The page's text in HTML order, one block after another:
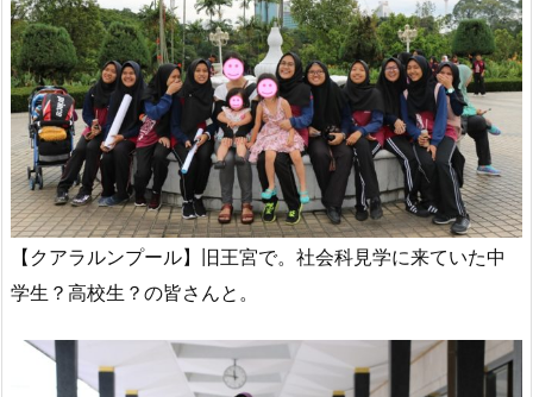
【クアラルンプール】旧王宮で。社会科見学に来ていた中
学生？高校生？の皆さんと。